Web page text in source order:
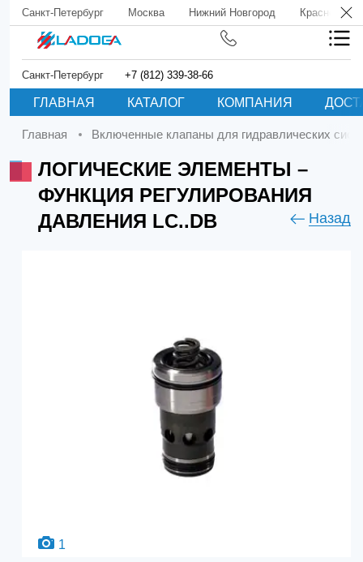
Санкт-Петербург Москва Нижний Новгород Краснодар
Санкт-Петербург +7 (812) 339-38-66
ГЛАВНАЯ КАТАЛОГ КОМПАНИЯ
Главная Включенные клапаны для гидравлических
ЛОГИЧЕСКИЕ ЭЛЕМЕНТЫ –
ФУНКЦИЯ РЕГУЛИРОВАНИЯ
ДАВЛЕНИЯ LC..DB
Назад
1